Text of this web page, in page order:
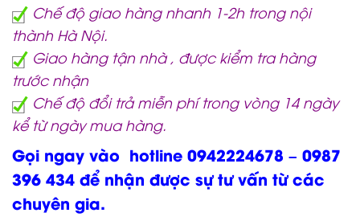
Chế độ giao hàng nhanh 1-2h trong nội
thành Hà Nội.
Giao hàng tận nhà , được kiểm tra hàng
trước nhận
Chế độ đổi trả miễn phí trong vòng 14 ngày
kể từ ngày mua hàng.
Gọi ngay vào hotline 0942224678 – 0987
396 434 để nhận được sự tư vấn từ các
chuyên gia.